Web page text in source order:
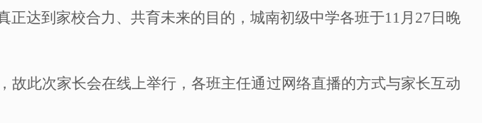
达到家校合力、共育未来的目的，城南初级中学各班于11月27日 晚
此次家长会在线上举行，各班主任通过网络直播的方式与家长互动